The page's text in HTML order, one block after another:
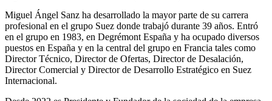
Miguel Ángel Sanz ha desarrollado la mayor parte de su carrera
profesional en el grupo Suez donde trabajó durante 39 años. Entró
en el grupo en 1983, en Degrémont España y ha ocupado diversos
puestos en España y en la central del grupo en Francia tales como
Director Técnico, Director de Ofertas, Director de Desalación,
Director Comercial y Director de Desarrollo Estratégico en Suez
Internacional.